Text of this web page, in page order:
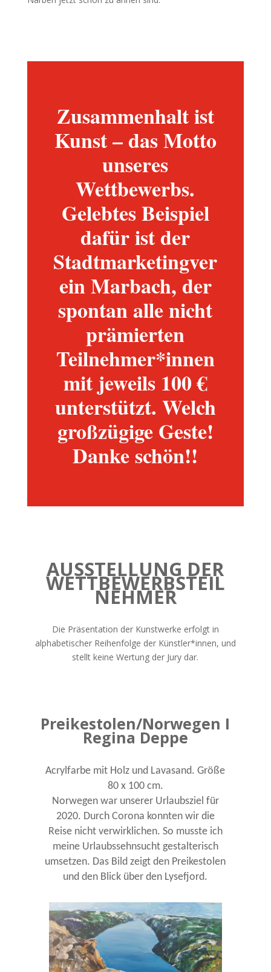
Zusammenhalt ist
Kunst – das Motto
unseres
Wettbewerbs.
Gelebtes Beispiel
dafür ist der
Stadtmarketingver
ein Marbach, der
spontan alle nicht
prämierten
Teilnehmer*innen
mit jeweils 100 €
unterstützt. Welch
großzügige Geste!
Danke schön!!
AUSSTELLUNG DER
WETTBEWERBSTEIL
NEHMER
Die Präsentation der Kunstwerke erfolgt in
alphabetischer Reihenfolge der Künstler*innen, und
stellt keine Wertung der Jury dar.
Preikestolen/Norwegen I
Regina Deppe
Acrylfarbe mit Holz und Lavasand. Größe
80 x 100 cm.
Norwegen war unserer Urlaubsziel für
2020. Durch Corona konnten wir die
Reise nicht verwirklichen. So musste ich
meine Urlaubssehnsucht gestalterisch
umsetzen. Das Bild zeigt den Preikestolen
und den Blick über den Lysefjord.